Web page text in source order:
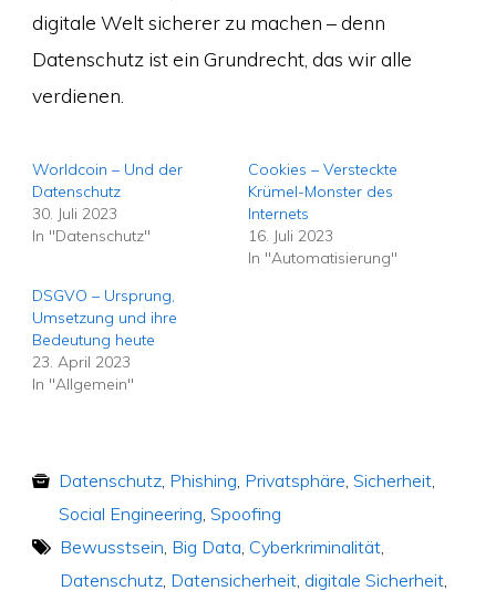
digitale Welt sicherer zu machen – denn
Datenschutz ist ein Grundrecht, das wir alle
verdienen.
Worldcoin – Und der
Datenschutz
30. Juli 2023
In "Datenschutz"
Cookies – Versteckte
Krümel-Monster des
Internets
16. Juli 2023
In "Automatisierung"
DSGVO – Ursprung,
Umsetzung und ihre
Bedeutung heute
23. April 2023
In "Allgemein"
Datenschutz, Phishing, Privatsphäre, Sicherheit,
Social Engineering, Spoofing
Bewusstsein, Big Data, Cyberkriminalität,
Datenschutz, Datensicherheit, digitale Sicherheit,